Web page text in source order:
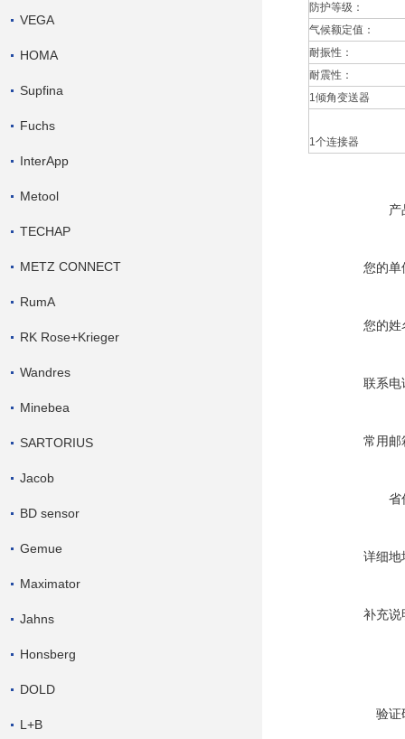
VEGA
HOMA
Supfina
Fuchs
InterApp
Metool
TECHAP
METZ CONNECT
RumA
RK Rose+Krieger
Wandres
Minebea
SARTORIUS
Jacob
BD sensor
Gemue
Maximator
Jahns
Honsberg
DOLD
L+B
防护等级：
气候额定值：
耐振性：
耐震性：
1倾角变送器
1个连接器
产
您的单
您的姓
联系电
常用邮
省
详细地
补充说
验证